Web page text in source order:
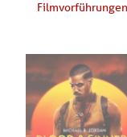
Di. 24.03.2026
19:30